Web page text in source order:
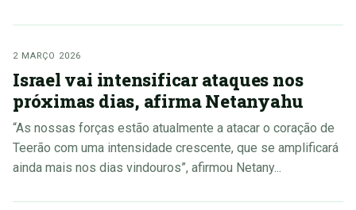
2 MARÇO 2026
Israel vai intensificar ataques nos
próximas dias, afirma Netanyahu
“As nossas forças estão atualmente a atacar o coração de
Teerão com uma intensidade crescente, que se amplificará
ainda mais nos dias vindouros”, afirmou Netany...